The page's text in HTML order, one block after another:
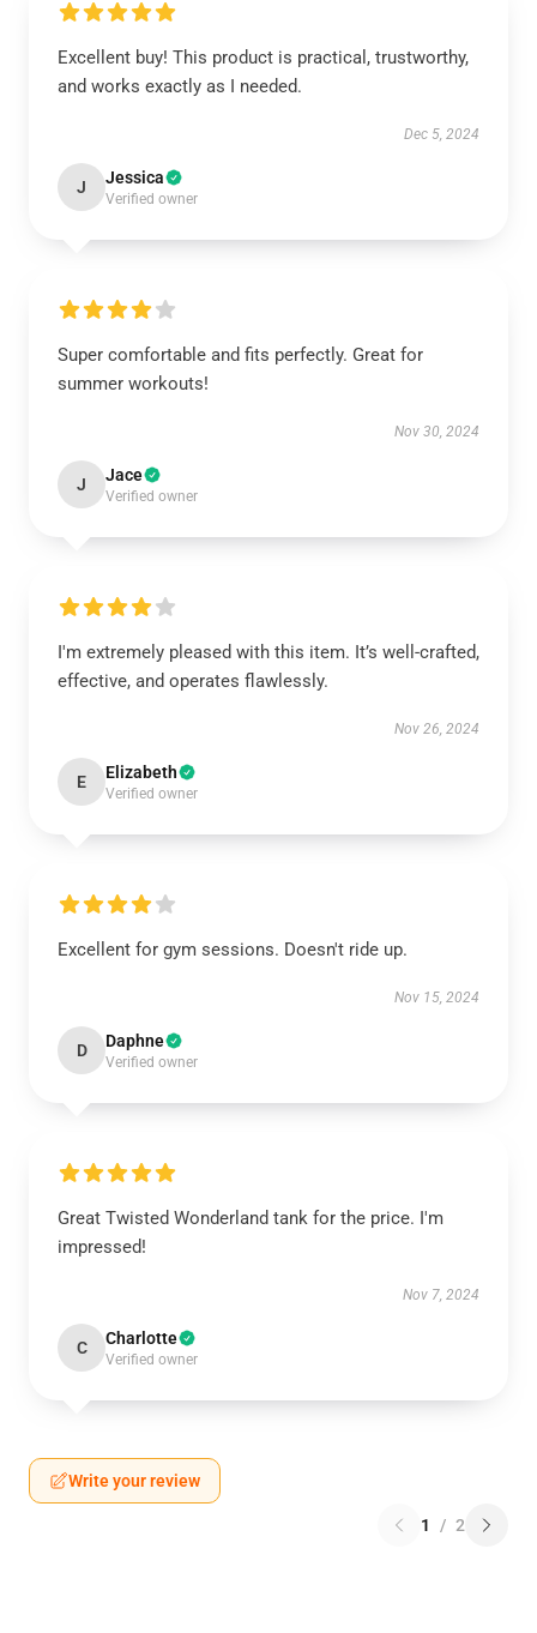
Excellent buy! This product is practical, trustworthy,
and works exactly as I needed.
Dec 5, 2024
J Jessica
Verified owner
Super comfortable and fits perfectly. Great for
summer workouts!
Nov 30, 2024
J Jace
Verified owner
I'm extremely pleased with this item. It’s well-crafted,
effective, and operates flawlessly.
Nov 26, 2024
E Elizabeth
Verified owner
Excellent for gym sessions. Doesn't ride up.
Nov 15, 2024
D Daphne
Verified owner
Great Twisted Wonderland tank for the price. I'm
impressed!
Nov 7, 2024
C Charlotte
Verified owner
Write your review
1 / 2